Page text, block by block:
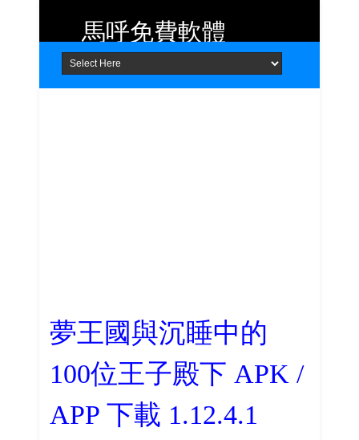
Home About Contact
馬呼免費軟體
提供 Android、iOS 好用的手機應用
程式及 Windows 免費軟體
夢王國與沉睡中的
100位王子殿下 APK /
APP 下載 1.12.4.1